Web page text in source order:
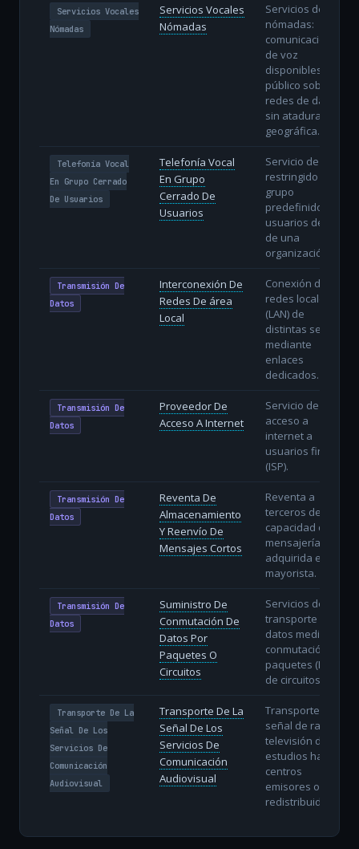
Servicios Vocales
Nómadas
Servicios Vocales
Nómadas
Servicios de voz
nómadas:
comunicaciones
de voz
disponibles al
público sobre
redes de datos
sin atadura
geográfica.
Telefonía Vocal
En Grupo Cerrado
De Usuarios
Telefonía Vocal
En Grupo
Cerrado De
Usuarios
Servicio de voz
restringido a un
grupo
predefinido de
usuarios dentro
de una
organización.
Transmisión De
Datos
Interconexión De
Redes De área
Local
Conexión de
redes locales
(LAN) de
distintas sedes
mediante
enlaces
dedicados.
Transmisión De
Datos
Proveedor De
Acceso A Internet
Servicio de
acceso a
internet a
usuarios finales
(ISP).
Transmisión De
Datos
Reventa De
Almacenamiento
Y Reenvío De
Mensajes Cortos
Reventa a
terceros de
capacidad de
mensajería SMS
adquirida en
mayorista.
Transmisión De
Datos
Suministro De
Conmutación De
Datos Por
Paquetes O
Circuitos
Servicios de
transporte de
datos mediante
conmutación de
paquetes (IP) o
de circuitos.
Transporte De La
Señal De Los
Servicios De
Comunicación
Audiovisual
Transporte De La
Señal De Los
Servicios De
Comunicación
Audiovisual
Transporte de la
señal de radio y
televisión desde
estudios hasta
centros
emisores o
redistribuidores.